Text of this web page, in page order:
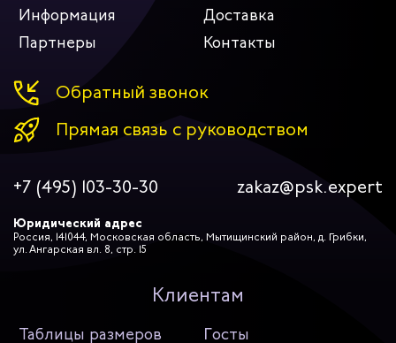
Информация
Доставка
Партнеры
Контакты
Обратный звонок
Прямая связь с руководством
+7 (495) 103-30-30 zakaz@psk.expert
Юридический адрес
Россия, 141044, Московская область, Мытищинский район, д. Грибки,
ул. Ангарская вл. 8, стр. 15
Клиентам
Таблицы размеров
Госты